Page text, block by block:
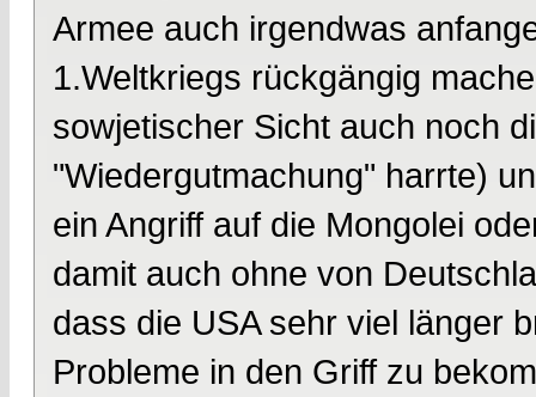
Armee auch irgendwas
1.Weltkriegs rückgängig
sowjetischer Sicht auch noch
"Wiedergutmachung" harrte)
ein Angriff auf die Mongolei
damit auch ohne von
dass die USA sehr viel länger
Probleme in den Griff zu